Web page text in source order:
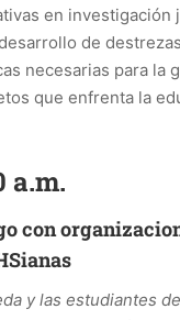
en investigación
de
necesarias para la
que enfrenta la
a.m.
con
y las estudiantes